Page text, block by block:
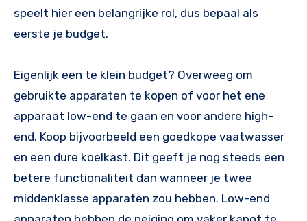
speelt hier een belangrijke rol, dus bepaal als
eerste je budget.
Eigenlijk een te klein budget? Overweeg om
gebruikte apparaten te kopen of voor het ene
apparaat low-end te gaan en voor andere high-
end. Koop bijvoorbeeld een goedkope vaatwasser
en een dure koelkast. Dit geeft je nog steeds een
betere functionaliteit dan wanneer je twee
middenklasse apparaten zou hebben. Low-end